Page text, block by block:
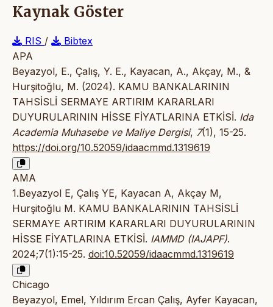
Kaynak Göster
RIS /
Bibtex
APA
Beyazyol, E., Çalış, Y. E., Kayacan, A., Akçay, M., &
Hurşitoğlu, M. (2024). KAMU BANKALARININ
TAHSİSLİ SERMAYE ARTIRIM KARARLARI
DUYURULARININ HİSSE FİYATLARINA ETKİSİ. Ida
Academia Muhasebe ve Maliye Dergisi, 7(1), 15-25.
https://doi.org/10.52059/idaacmmd.1319619
AMA
1.Beyazyol E, Çalış YE, Kayacan A, Akçay M,
Hurşitoğlu M. KAMU BANKALARININ TAHSİSLİ
SERMAYE ARTIRIM KARARLARI DUYURULARININ
HİSSE FİYATLARINA ETKİSİ. IAMMD (IAJAPF).
2024;7(1):15-25. doi:10.52059/idaacmmd.1319619
Chicago
Beyazyol, Emel, Yıldırım Ercan Çalış, Ayfer Kayacan,